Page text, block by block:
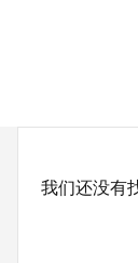
我们还没有